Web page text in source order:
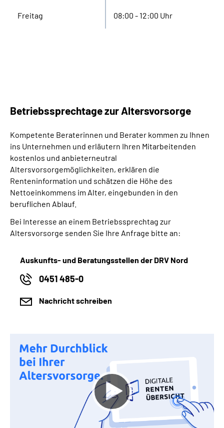
Freitag 08:00 - 12:00 Uhr
Betriebssprechtage zur Altersvorsorge
Kompetente Beraterinnen und Berater kommen zu Ihnen
ins Unternehmen und erläutern Ihren Mitarbeitenden
kostenlos und anbieterneutral
Altersvorsorgemöglichkeiten, erklären die
Renteninformation und schätzen die Höhe des
Nettoeinkommens im Alter, eingebunden in den
beruflichen Ablauf.
Bei Interesse an einem Betriebssprechtag zur
Altersvorsorge senden Sie Ihre Anfrage bitte an:
Auskunfts- und Beratungsstellen der DRV Nord
0451 485-0
Nachricht schreiben